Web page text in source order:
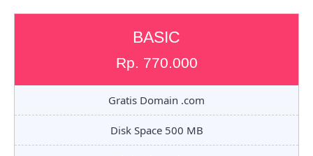
BASIC
Rp. 770.000
Gratis Domain .com
Disk Space 500 MB